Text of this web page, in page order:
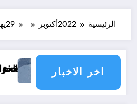
الرئيسية 2022أكتوبر 29
اخر الاخبار
La pire
الحرارة و الرياح و الأمطار و الوضعية الجوية